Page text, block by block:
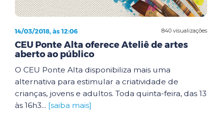
840 visualizações
14/03/2018, às 12:06
CEU Ponte Alta oferece Ateliê de artes
aberto ao público
O CEU Ponte Alta disponibiliza mais uma
alternativa para estimular a criatividade de
crianças, jovens e adultos. Toda quinta-feira, das 13
às 16h3... [saiba mais]